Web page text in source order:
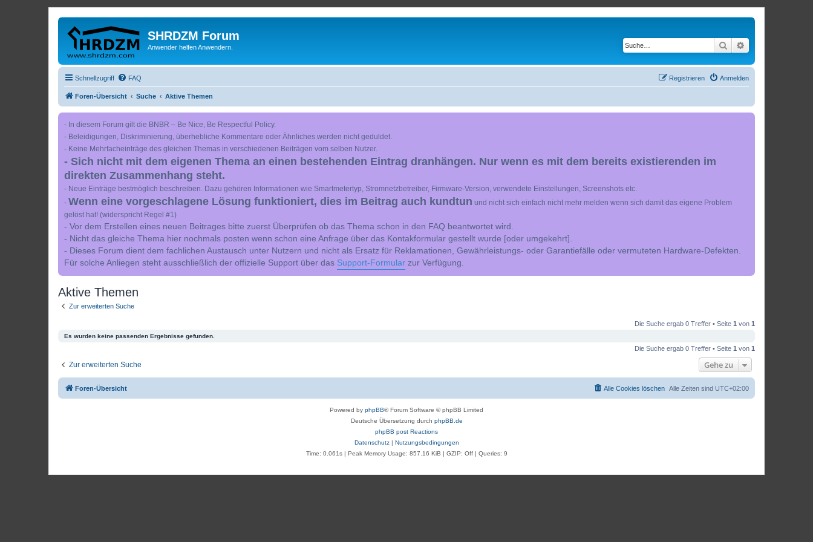
SHRDZM Forum
Anwender helfen Anwendern. Suche
Schnellzugriff FAQ Anmelden
Registrieren
Foren-Übersicht Suche Aktive Themen
- In diesem Forum gilt die BNBR – Be Nice, Be Respectful Policy.
- Beleidigungen, Diskriminierung, überhebliche Kommentare oder Ähnliches werden nicht geduldet.
- Keine Mehrfacheinträge des gleichen Themas in verschiedenen Beiträgen vom selben Nutzer.
- Sich nicht mit dem eigenen Thema an einen bestehenden Eintrag dranhängen. Nur wenn es mit dem bereits existierenden im
direkten Zusammenhang steht.
- Neue Einträge bestmöglich beschreiben. Dazu gehören Informationen wie Smartmetertyp, Stromnetzbetreiber, Firmware-Version, verwendete Einstellungen, Screenshots etc.
- Wenn eine vorgeschlagene Lösung funktioniert, dies im Beitrag auch kundtun und nicht sich einfach nicht mehr melden wenn sich damit das eigene Problem
gelöst hat! (widerspricht Regel #1)
- Vor dem Erstellen eines neuen Beitrages bitte zuerst Überprüfen ob das Thema schon in den FAQ beantwortet wird.
- Nicht das gleiche Thema hier nochmals posten wenn schon eine Anfrage über das Kontakformular gestellt wurde [oder umgekehrt].
- Dieses Forum dient dem fachlichen Austausch unter Nutzern und nicht als Ersatz für Reklamationen, Gewährleistungs- oder Garantiefälle oder vermuteten Hardware-Defekten.
Für solche Anliegen steht ausschließlich der offizielle Support über das Support-Formular zur Verfügung.
Aktive Themen
Zur erweiterten Suche
Die Suche ergab 0 Treffer • Seite 1 von 1
Es wurden keine passenden Ergebnisse gefunden.
Die Suche ergab 0 Treffer • Seite 1 von 1
Zur erweiterten Suche Gehe zu
Foren-Übersicht Alle Zeiten sind UTC+02:00
Alle Cookies löschen
Powered by phpBB® Forum Software © phpBB Limited
Deutsche Übersetzung durch phpBB.de
phpBB post Reactions
Datenschutz| Nutzungsbedingungen
Time: 0.061s| Peak Memory Usage: 857.16 KiB | GZIP: Off | Queries: 9